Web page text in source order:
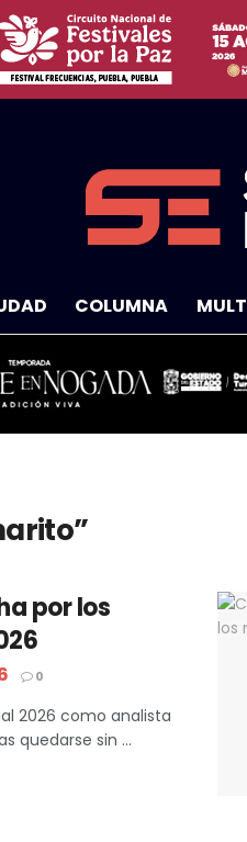
COLUMNA
por los
0
2026 como analista
quedarse sin ...